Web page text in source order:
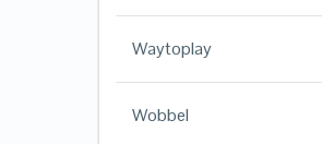
Waytoplay
Wobbel